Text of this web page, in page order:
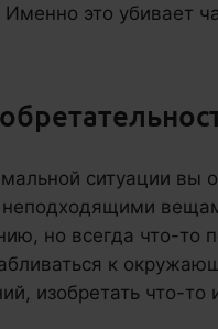
Именно это убивает
ситуации вы
но всегда что-то
к
изобретать что-то